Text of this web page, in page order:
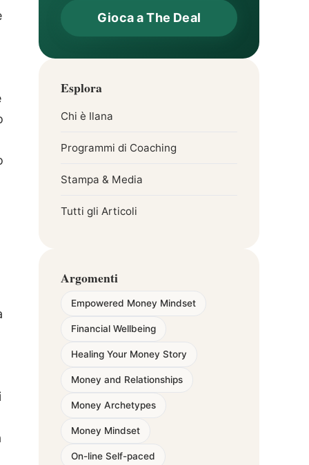
Gioca a The Deal
Esplora
Chi è Ilana
Programmi di Coaching
Stampa & Media
Tutti gli Articoli
Argomenti
Empowered Money Mindset
Financial Wellbeing
Healing Your Money Story
Money and Relationships
Money Archetypes
Money Mindset
On-line Self-paced